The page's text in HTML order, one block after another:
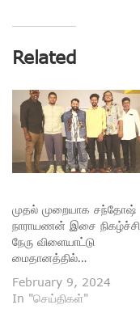
Related
முதல் முறையாக சந்தோஷ்
நாராயணன் இசை நிகழ்ச்சி
நேரு விளையாட்டு
மைதானத்தில்…
February 9, 2024
In "செய்திகள்"